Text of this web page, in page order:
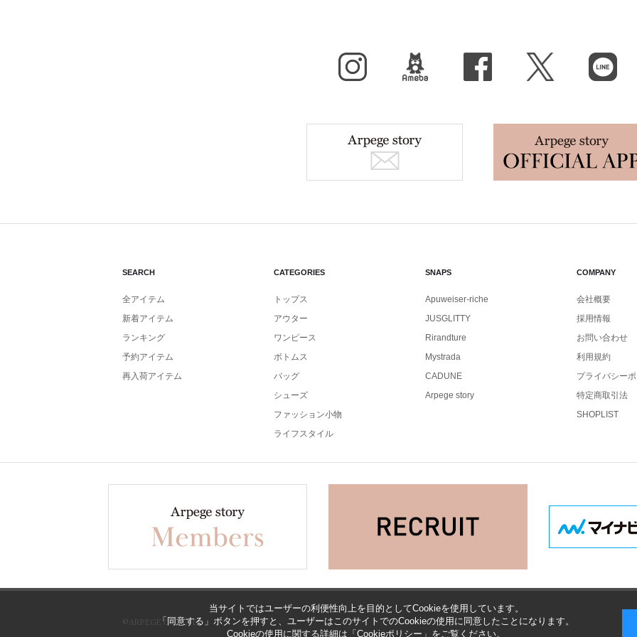
X（旧Twitter）
SEARCH
全アイテム
新着アイテム
ランキング
予約アイテム
再入荷アイテム
CATEGORIES
トップス
アウター
ワンピース
ボトムス
バッグ
シューズ
ファッション小物
ライフスタイル
SNAPS
Apuweiser-riche
JUSGLITTY
Rirandture
Mystrada
CADUNE
Arpege story
COMPANY
会社概要
採用情報
お問い合わせ
利用規約
プライバシー
特定商取引法
SHOPLIST
©ARPEGE CO., LTD
当サイトではユーザーの利便性向上を目的としてCookieを使用しています。
「同意する」ボタンを押すと、ユーザーはこのサイトでのCookieの使用に同意したことになります。
Cookieの使用に関する詳細は「 Cookieポリシー 」をご覧ください。